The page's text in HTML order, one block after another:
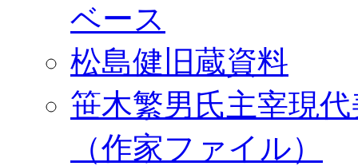
ベース
松島健旧蔵資料
笹木繁男氏主宰現
（作家ファイル）